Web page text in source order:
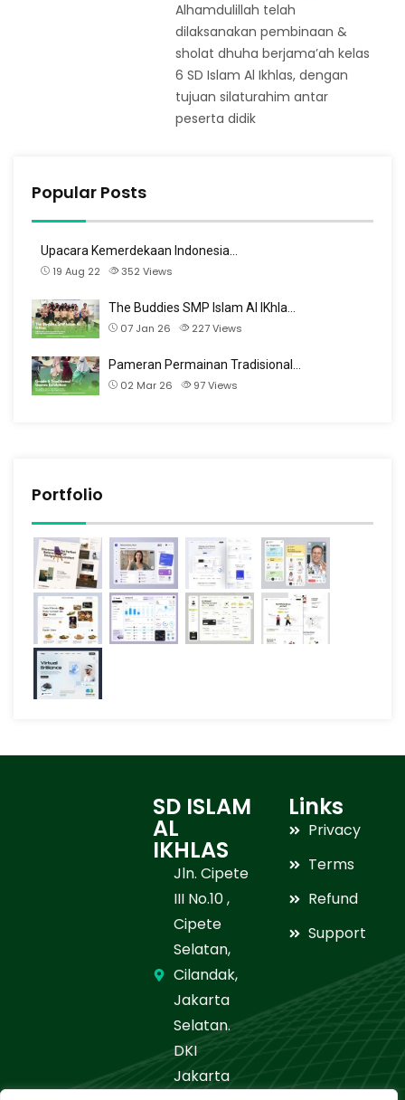
Alhamdulillah telah
dilaksanakan pembinaan &
sholat dhuha berjama’ah kelas
6 SD Islam Al Ikhlas, dengan
tujuan silaturahim antar
peserta didik
Popular Posts
Upacara Kemerdekaan Indonesia…
19 Aug 22
352 Views
The Buddies SMP Islam Al IKhla…
07 Jan 26
227Views
Pameran Permainan Tradisional…
02 Mar 26
97Views
Portfolio
SD ISLAM
AL
IKHLAS
Jln. Cipete
III No.10 ,
Cipete
Selatan,
Cilandak,
Jakarta
Selatan.
DKI
Jakarta
Links
Privacy
Terms
Refund
Support